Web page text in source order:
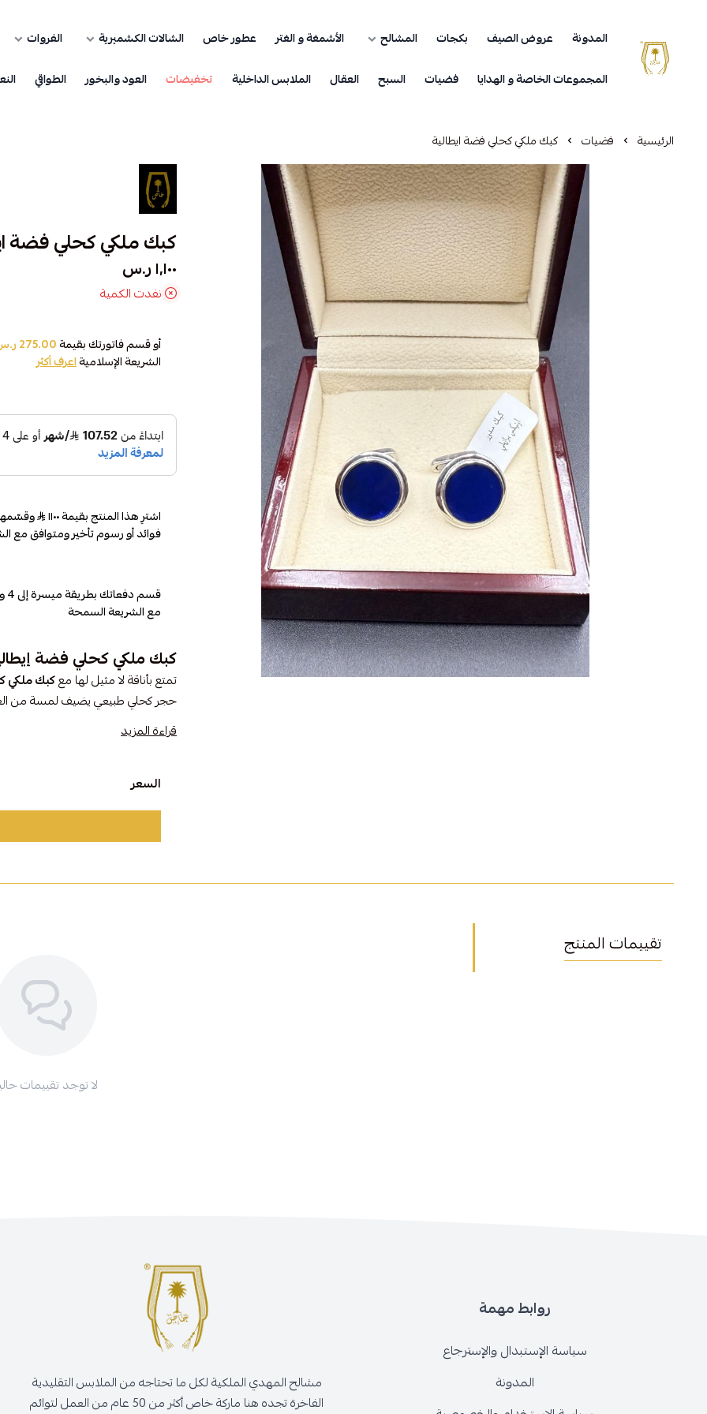
مشالح المهدي الملكية
المدونة عروض الصيف بكجات المشالح الأشمغة و الغتر عطور خاص الشالات الكشميرية الفروات
المجموعات الخاصة و الهدايا
فضيات السبح العقال الملابس الداخلية تخفيضات العود والبخور الطواقي
الرئيسية فضيات كبك ملكي كحلي فضة ايطالية
كبك ملكي كحلي فضة
١٬١٠٠ ر.س
نفدت الكمية
أو قسم فاتورتك بقيمة275.00 ر.س
الشريعة الإسلاميةاعرف أكثر
اشترِ هذا المنتج بقيمة ١١٠٠
فوائد أو رسوم تأخير ومتوافق مع
مع الشريعة السمحة
كبك ملكي كحلي فضة
تمتع بأناقة لا مثيل لها معكبك ملكي
حجر كحلي طبيعي يضيف لمسة من
ذوق الرجل العصري الباحث عن التميز.
حجر: كحلي طبيعي
طلي: روديوم لمتانة ولمعان طويل
المميزات:
يجمع بين الحرفية العالية والتفرد في
قراءة المزيد
السعر
تقييمات المنتج
لا توجد تقييمات
روابط مهمة
سياسة الإستبدال والإسترجاع
المدونة
مشالح المهدي الملكية لكل ما تحتاجه من الملابس التقليدية
الفاخرة تجده هنا ماركة خاص أكثر من 50 عام من العمل لتوائم